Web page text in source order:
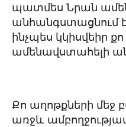
պատմես Նրան
անհանգստացնում
ինչպես կկիսվեիր
ամենավստահելի
Քո աղոթքների մեջ
առջև